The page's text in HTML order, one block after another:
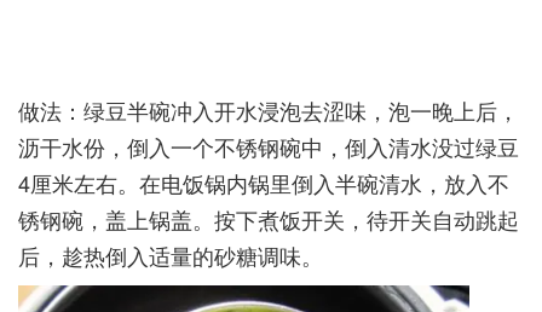
做法：绿豆半碗冲入开水浸泡去涩味，泡一晚上后，
沥干水份，倒入一个不锈钢碗中，倒入清水没过绿豆
4厘米左右。在电饭锅内锅里倒入半碗清水，放入不
锈钢碗，盖上锅盖。按下煮饭开关，待开关自动跳起
后，趁热倒入适量的砂糖调味。­